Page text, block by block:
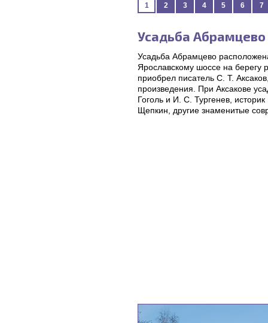
1 2 3 4 5 6 7
Усадьба Абрамцево
Усадьба Абрамцево
Ярославскому шоссе на берегу
приобрел писатель С. Т.
произведения. При Аксакове
Гоголь и И. С. Тургенев,
Щепкин, другие знаменитые